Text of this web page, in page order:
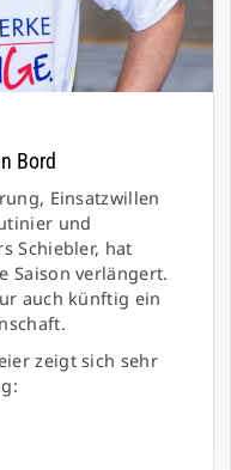
Bord
Einsatzwillen
und
Schiebler, hat
Saison verlängert.
auch künftig ein
zeigt sich sehr